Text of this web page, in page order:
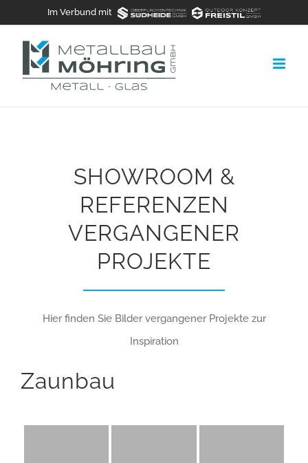
springen
Im Verbund mit
SHOWROOM &
REFERENZEN
VERGANGENER
PROJEKTE
Hier finden Sie Bilder vergangener Projekte zur
Inspiration
Zaunbau